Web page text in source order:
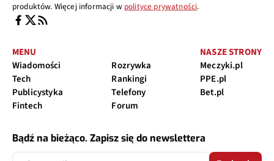
produktów. Więcej informacji w polityce prywatności.
MENU
Wiadomości
Tech
Publicystyka
Fintech
Rozrywka
Rankingi
Telefony
Forum
NASZE STRONY
Meczyki.pl
PPE.pl
Bet.pl
Bądź na bieżąco. Zapisz się do newslettera